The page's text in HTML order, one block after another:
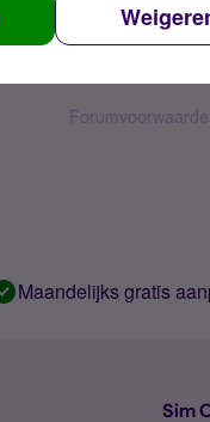
Forumvoorwaarden
Maandelijks gratis
Sim